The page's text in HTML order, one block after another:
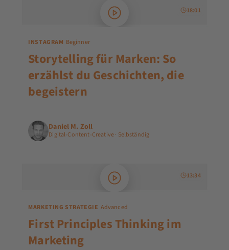
18:01
INSTAGRAM Beginner
Storytelling für Marken: So
erzählst du Geschichten, die
begeistern
Daniel M. Zoll
Digital-Content-Creative · Selbständig
13:34
MARKETING STRATEGIE Advanced
First Principles Thinking im
Marketing